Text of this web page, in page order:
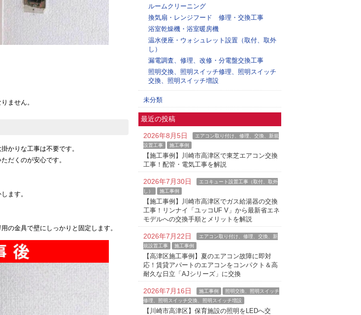
ません。
かりな工事は不要です。
だくのが安心です。
ます。
の金具で壁にしっかりと固定します。
ルームクリーニング
換気扇・レンジフード 修理・交換工事
浴室乾燥機・浴室暖房機
温水便座・ウォシュレット設置（取付、取外
し）
漏電調査、修理、改修・分電盤交換工事
照明交換、照明スイッチ修理、照明スイッチ
交換、照明スイッチ増設
未分類
最近の投稿
2026年8月5日
エアコン取り付け、修理、交換、新規
設置工事
施工事例
【施工事例】川崎市高津区で東芝エアコン交換
工事！配管・電気工事を解説
2026年7月30日
エコキュート設置工事（取付、取外
し）
施工事例
【施工事例】川崎市高津区でガス給湯器の交換
工事！リンナイ「ユッコUF V」から最新省エネ
モデルへの交換手順とメリットを解説
2026年7月22日
エアコン取り付け、修理、交換、新
規設置工事
施工事例
【高津区施工事例】夏のエアコン故障に即対
応！賃貸アパートのエアコンをコンパクト＆高
耐久な日立「AJシリーズ」に交換
2026年7月16日 施工事例
照明交換、照明スイッチ
修理、照明スイッチ交換、照明スイッチ増設
【川崎市高津区】保育施設の照明をLEDへ交